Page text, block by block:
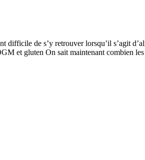
de s’y retrouver lorsqu’il s’agit
et gluten On sait maintenant combien